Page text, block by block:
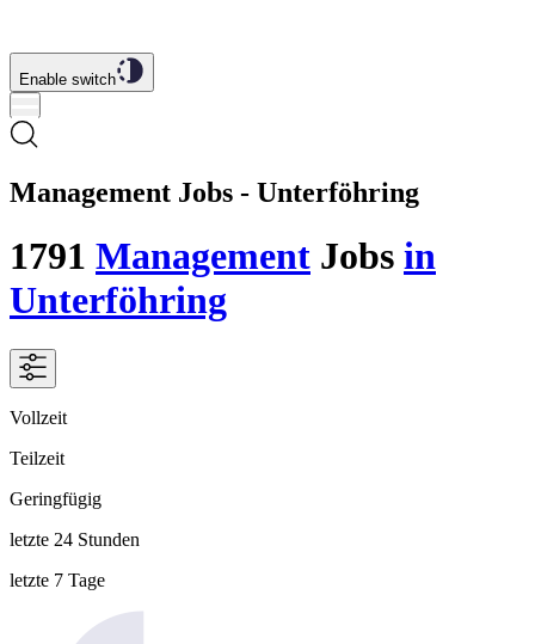
Enable switch
Management Jobs - Unterföhring
1791 Management Jobs in
Unterföhring
Vollzeit
Teilzeit
Geringfügig
letzte 24 Stunden
letzte 7 Tage